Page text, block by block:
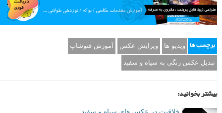
برچسب ها ویدیو ها ویرایش عکس آموزش فتوشاپ
تبدیل عکس رنگی به سیاه و سفید
بیشتر بخوانید: